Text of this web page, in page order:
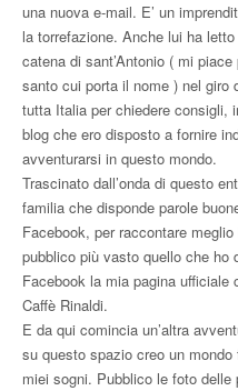
una nuova e-mail. E’ un
la torrefazione. Anche lui ha
catena di sant’Antonio ( mi
santo cui porta il nome ) nel
tutta Italia per chiedere consigli,
blog che ero disposto a fornire
avventurarsi in questo mondo.
Trascinato dall’onda di questo
familia che disponde parole
Facebook, per raccontare
pubblico più vasto quello che ho
Facebook la mia pagina
Caffè Rinaldi.
E da qui comincia un’altra
su questo spazio creo un
miei sogni. Pubblico le foto